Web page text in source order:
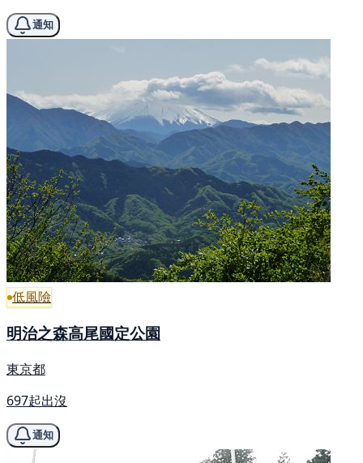
通知
低風險
明治之森高尾國定公園
東京都
697起出沒
通知